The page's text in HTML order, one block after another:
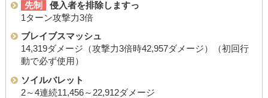
先制
侵入者を排除しますっ
1ターン攻撃力3倍
ブレイブスマッシュ
14,319ダメージ（攻撃力3倍時42,957ダメージ）（初回行
動で必ず使用）
ソイルバレット
2～4連続11,456～22,912ダメージ